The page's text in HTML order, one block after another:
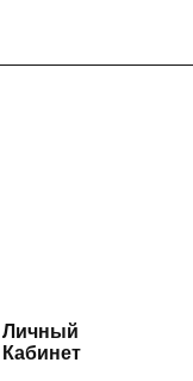
Личный
Кабинет